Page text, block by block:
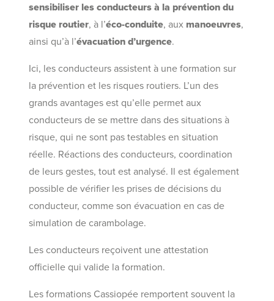
sensibiliser les conducteurs à la prévention du
risque routier, à l’éco-conduite, aux manoeuvres,
ainsi qu’à l’évacuation d’urgence.
Ici, les conducteurs assistent à une formation sur
la prévention et les risques routiers. L’un des
grands avantages est qu’elle permet aux
conducteurs de se mettre dans des situations à
risque, qui ne sont pas testables en situation
réelle. Réactions des conducteurs, coordination
de leurs gestes, tout est analysé. Il est également
possible de vérifier les prises de décisions du
conducteur, comme son évacuation en cas de
simulation de carambolage.
Les conducteurs reçoivent une attestation
officielle qui valide la formation.
Les formations Cassiopée remportent souvent la